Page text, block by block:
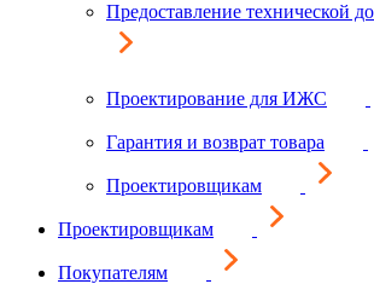
Предоставление технической
Проектирование для ИЖС
Гарантия и возврат товара
Проектировщикам
Проектировщикам
Покупателям